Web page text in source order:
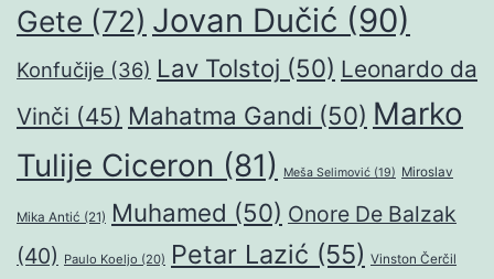
Gete (72) Jovan Dučić (90)
Konfučije (36) Lav Tolstoj (50) Leonardo da
Vinči (45) Mahatma Gandi (50) Marko
Tulije Ciceron (81) Meša Selimović (19) Miroslav
Mika Antić (21) Muhamed (50) Onore De Balzak
(40) Paulo Koeljo (20) Petar Lazić (55) Vinston Čerčil